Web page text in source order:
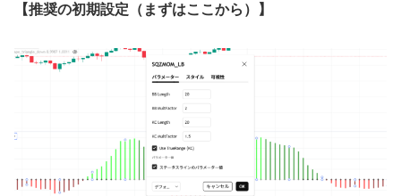
【推奨の初期設定（まずはここから）】